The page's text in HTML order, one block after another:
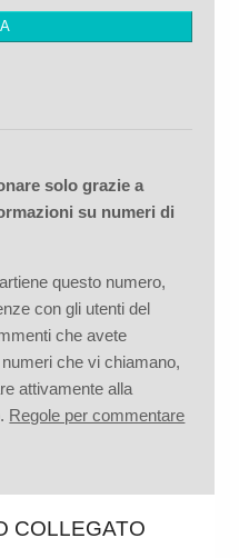
solo grazie a
su numeri di
questo numero,
con gli utenti del
che avete
che vi chiamano,
attivamente alla
Regole per commentare
COLLEGATO